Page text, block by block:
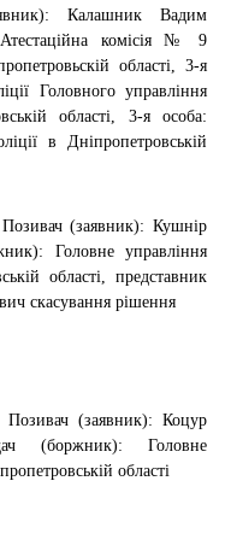
Калашник Вадим
комісія № 9
області, 3-я
Головного управління
області, 3-я особа:
в Дніпропетровській
Позивач (заявник): Кушнір
Головне управління
області, представник
скасування рішення
Позивач (заявник): Коцур
(боржник): Головне
області